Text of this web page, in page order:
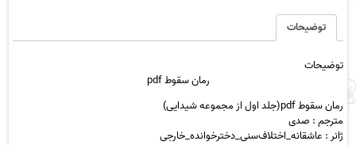
توضیحات
توضیحات
رمان سقوط pdf
رمان سقوط pdf(جلد اول از مجموعه شیدایی)
مترجم : صدی
ژانر : عاشقانه_اختلاف‌سنی_دختر‌خوانده_خارجی